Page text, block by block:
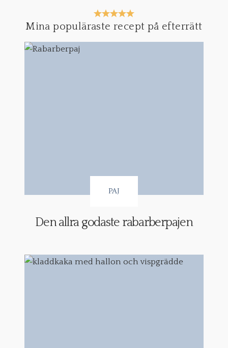
Mina populäraste recept på efterrätt
PAJ
Den allra godaste rabarberpajen